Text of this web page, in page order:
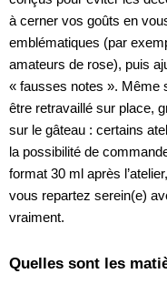
à cerner vos goûts en
emblématiques (par
amateurs de rose), puis
« fausses notes ». Même
être retravaillé sur place,
sur le gâteau : certains
la possibilité de
format 30 ml après
vous repartez serein(e)
vraiment.
Quelles sont les